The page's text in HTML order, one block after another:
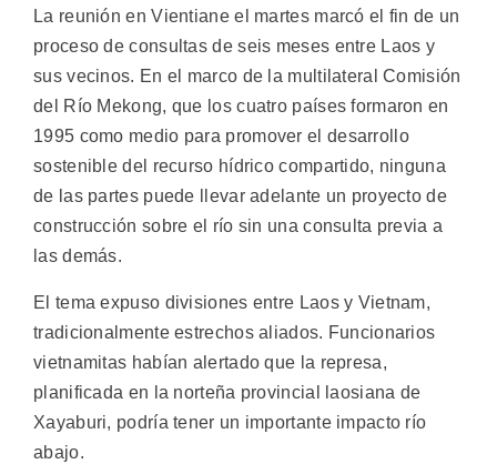
La reunión en Vientiane el martes marcó el fin de un
proceso de consultas de seis meses entre Laos y
sus vecinos. En el marco de la multilateral Comisión
del Río Mekong, que los cuatro países formaron en
1995 como medio para promover el desarrollo
sostenible del recurso hídrico compartido, ninguna
de las partes puede llevar adelante un proyecto de
construcción sobre el río sin una consulta previa a
las demás.
El tema expuso divisiones entre Laos y Vietnam,
tradicionalmente estrechos aliados. Funcionarios
vietnamitas habían alertado que la represa,
planificada en la norteña provincial laosiana de
Xayaburi, podría tener un importante impacto río
abajo.